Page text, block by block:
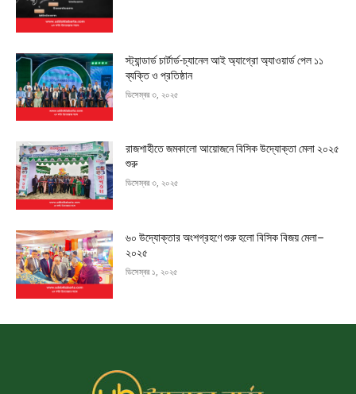
স্ট্যান্ডার্ড চার্টার্ড-চ্যানেল আই অ্যাগ্রো অ্যাওয়ার্ড পেল ১১
ব্যক্তি ও প্রতিষ্ঠান
ডিসেম্বর ৩, ২০২৫
রাজশাহীতে জমকালো আয়োজনে বিসিক উদ্যোক্তা মেলা ২০২৫
শুরু
ডিসেম্বর ৩, ২০২৫
৬০ উদ্যোক্তার অংশগ্রহণে শুরু হলো বিসিক বিজয় মেলা–
২০২৫
ডিসেম্বর ১, ২০২৫